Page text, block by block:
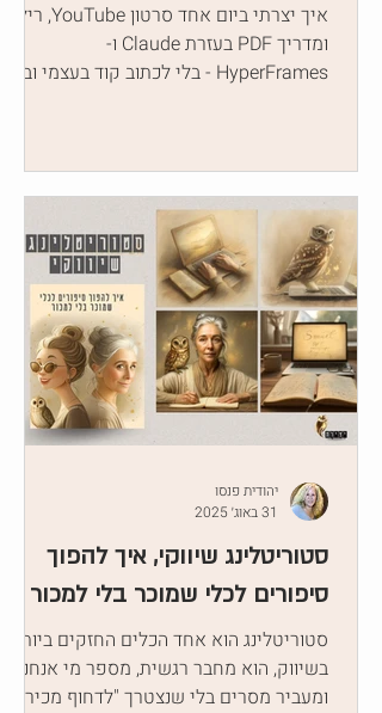
איך יצרתי ביום אחד סרטון YouTube, רילס
ומדריך PDF בעזרת Claude ו-
HyperFrames - בלי לכתוב קוד בעצמי ובלי
סטוריטלינג שיווקי, איך להפוך
סיפורים לכלי שמוכר בלי למכור
סטוריטלינג הוא אחד הכלים החזקים ביותר
בשיווק, הוא מחבר רגשית, מספר מי אנחנו,
ומעביר מסרים בלי שנצטרך "לדחוף מכירה
יהודית פנסו
31 באוג׳ 2025